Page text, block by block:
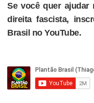
Se você quer ajudar
direita fascista,
Brasil no YouTube.